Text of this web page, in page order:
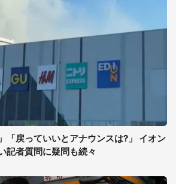
「戻っていいとアナウンスは?」 イオン
記者質問に疑問も続々